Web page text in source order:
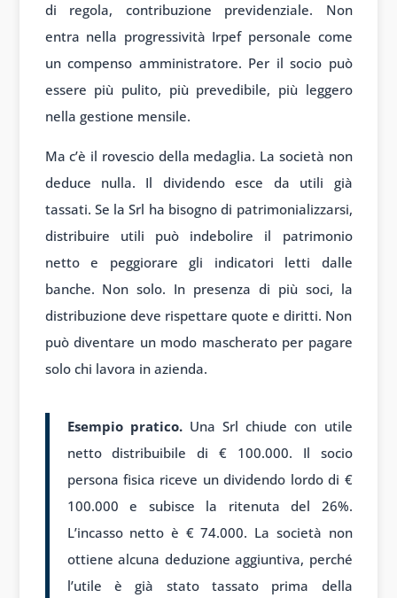
di regola, contribuzione previdenziale. Non
entra nella progressività Irpef personale come
un compenso amministratore. Per il socio può
essere più pulito, più prevedibile, più leggero
nella gestione mensile.
Ma c’è il rovescio della medaglia. La società non
deduce nulla. Il dividendo esce da utili già
tassati. Se la Srl ha bisogno di patrimonializzarsi,
distribuire utili può indebolire il patrimonio
netto e peggiorare gli indicatori letti dalle
banche. Non solo. In presenza di più soci, la
distribuzione deve rispettare quote e diritti. Non
può diventare un modo mascherato per pagare
solo chi lavora in azienda.
Esempio pratico.Una Srl chiude con utile
netto distribuibile di € 100.000. Il socio
persona fisica riceve un dividendo lordo di €
100.000 e subisce la ritenuta del 26%.
L’incasso netto è € 74.000. La società non
ottiene alcuna deduzione aggiuntiva, perché
l’utile è già stato tassato prima della